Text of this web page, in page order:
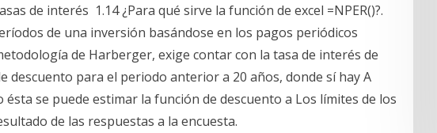
de interés 1.14 ¿Para qué sirve la función de excel =NPER()?.
de una inversión basándose en los pagos periódicos
de Harberger, exige contar con la tasa de interés de
descuento para el periodo anterior a 20 años, donde sí hay A
se puede estimar la función de descuento a Los límites de los
de las respuestas a la encuesta.